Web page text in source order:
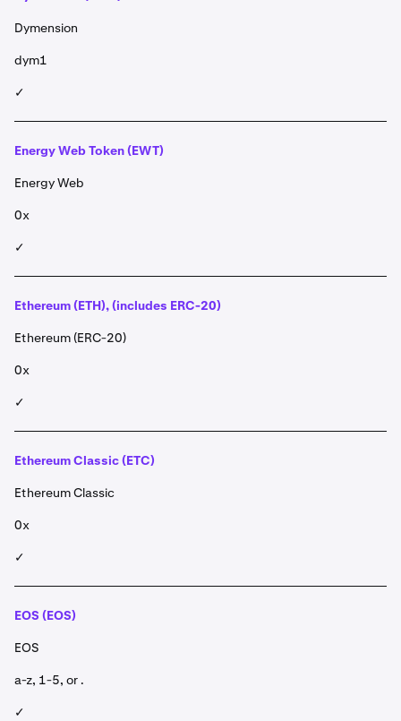
Dymension
dym1
✓
Energy Web Token (EWT)
Energy Web
0x
✓
Ethereum (ETH), (includes ERC-20)
Ethereum (ERC-20)
0x
✓
Ethereum Classic (ETC)
Ethereum Classic
0x
✓
EOS (EOS)
EOS
a-z, 1-5, or .
✓